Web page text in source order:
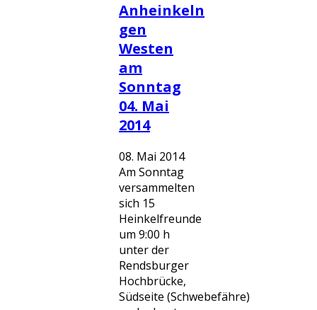
Anheinkeln
gen
Westen
am
Sonntag
04. Mai
2014
08. Mai 2014
Am Sonntag
versammelten
sich 15
Heinkelfreunde
um 9:00 h
unter der
Rendsburger
Hochbrücke,
Südseite (Schwebefähre)